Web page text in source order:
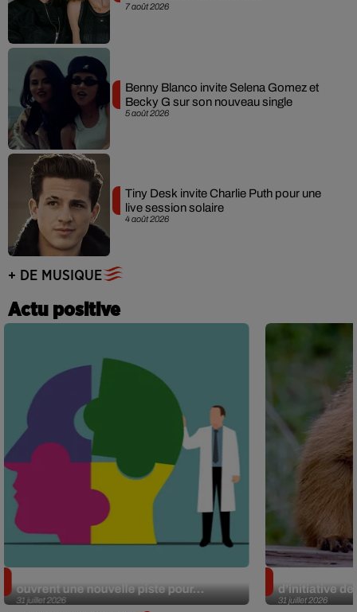
7 août 2026
5 août 2026
Benny Blanco invite Selena Gomez et
Becky G sur son nouveau single
4 août 2026
Tiny Desk invite Charlie Puth pour une
live session solaire
+ DE MUSIQUE
Actu positive
31 juillet 2026
ouvrent une nouvelle piste pour...
31 juillet 2026
d’initiative